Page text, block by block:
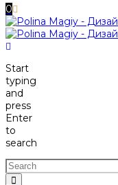
0
Start
typing
and
press
Enter
to
search